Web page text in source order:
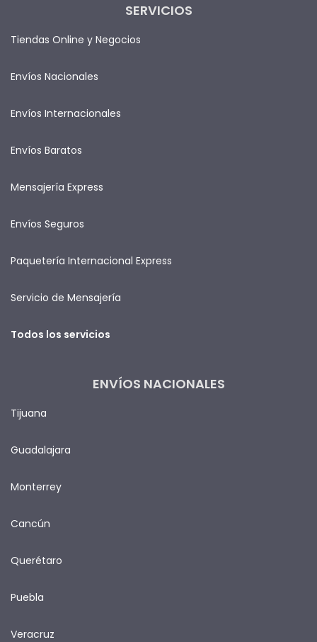
SERVICIOS
Tiendas Online y Negocios
Envíos Nacionales
Envíos Internacionales
Envíos Baratos
Mensajería Express
Envíos Seguros
Paquetería Internacional Express
Servicio de Mensajería
Todos los servicios
ENVÍOS NACIONALES
Tijuana
Guadalajara
Monterrey
Cancún
Querétaro
Puebla
Veracruz